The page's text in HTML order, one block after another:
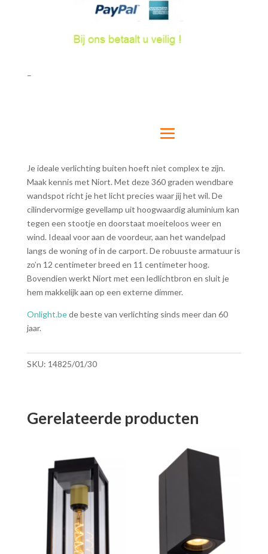
–
Je ideale verlichting buiten hoeft niet complex te zijn.
Maak kennis met Niort. Met deze 360 graden wendbare
wandspot richt je het licht precies waar jij het wil. De
cilindervormige gevellamp uit hoogwaardig aluminium kan
tegen een stootje en doorstaat moeiteloos weer en
wind. Ideaal voor aan de voordeur, aan het wandelpad
langs de woning of in de carport. De robuuste armatuur is
zo’n 12 centimeter breed en 11 centimeter hoog.
Bovendien werkt Niort met een ledlichtbron en sluit je
hem makkelijk aan op een externe dimmer.
Onlight.bede beste van verlichting sinds meer dan 60
jaar.
SKU: 14825/01/30
Gerelateerde producten